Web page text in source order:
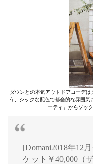
ダウンとの本気アウトドアコーデ
う、シックな配色で都会的な雰囲
ーティ』からソッ
[Domani2018年12
ケット￥40,000（